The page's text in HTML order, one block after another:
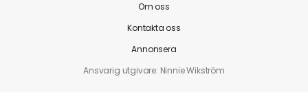
Om oss
Kontakta oss
Annonsera
Ansvarig utgivare: Ninnie Wikström